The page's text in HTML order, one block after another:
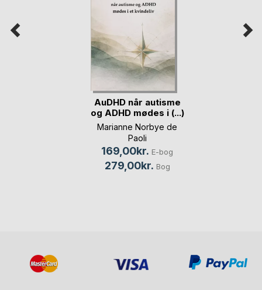
AuDHD når autisme
og ADHD mødes i (...)
Marianne Norbye de
Paoli
169,00kr. E-bog
279,00kr. Bog